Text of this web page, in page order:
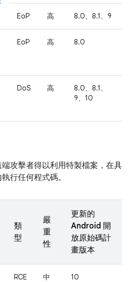
EoP
高 8.0、8.1、9
EoP 高 8.0
DoS 高
8.0、8.1、
9、10
攻擊者得以利用特製檔案，在具
行任何程式碼。
類
型
嚴
重
性
更新的
Android 開
放原始碼計
畫版本
RCE 中 10